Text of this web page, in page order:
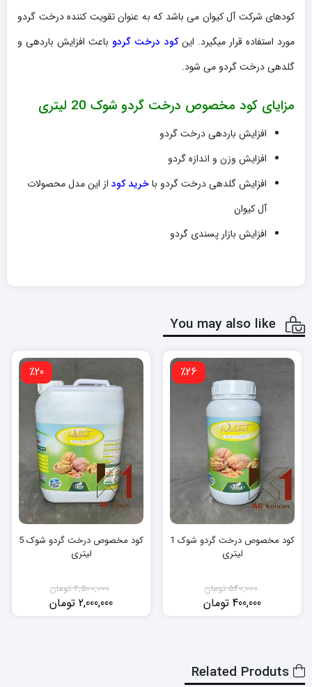
کودهای شرکت آل کیوان می باشد که به عنوان تقویت کننده درخت گردو
مورد استفاده قرار میگیرد. اینکود درخت گردو باعث افزایش باردهی و
گلدهی درخت گردو می شود.
مزایای کود مخصوص درخت گردو شوک 20 لیتری
افزایش باردهی درخت گردو
افزایش وزن و اندازه گردو
افزایش گلدهی درخت گردو باخرید کود از این مدل محصولات
آل کیوان
افزایش بازار پسندی گردو
٪26
کود مخصوص درخت گردو شوک 1
لیتری
540,000تومان
قیمت
400,000 تومان
قیمت
٪20
کود مخصوص درخت گردو شوک 5
لیتری
2,500,000تومان
قیمت
2,000,000 تومان
قیمت